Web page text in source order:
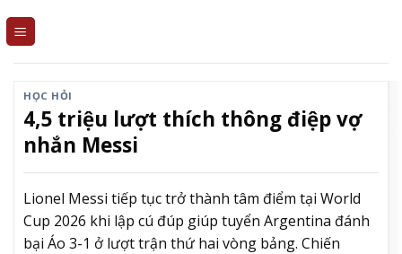
HỌC HỎI
4,5 triệu lượt thích thông điệp vợ
nhắn Messi
Lionel Messi tiếp tục trở thành tâm điểm tại World
Cup 2026 khi lập cú đúp giúp tuyển Argentina đánh
bại Áo 3-1 ở lượt trận thứ hai vòng bảng. Chiến